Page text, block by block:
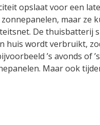
opslaat voor een
maar ze
De thuisbatterij
huis wordt verbruikt,
’s avonds of
Maar ook